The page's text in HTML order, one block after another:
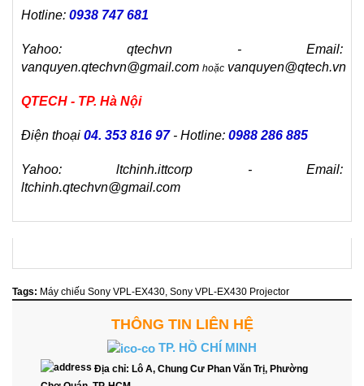
Hotline: 0938 747 681
Yahoo: qtechvn - Email:
vanquyen.qtechvn@gmail.com hoặc vanquyen@qtech.vn
QTECH - TP. Hà Nội
Điện thoại 04. 353 816 97- Hotline: 0988 286 885
Yahoo: ltchinh.ittcorp - Email:
ltchinh.qtechvn@gmail.com
Tags: Máy chiếu Sony VPL-EX430 Sony VPL-EX430 Projector
THÔNG TIN LIÊN HỆ
TP. HỒ CHÍ MINH
Địa chỉ: Lô A, Chung Cư Phan Văn Trị, Phường